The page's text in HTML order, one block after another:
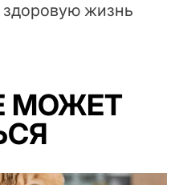
жизнь
МОЖЕТ